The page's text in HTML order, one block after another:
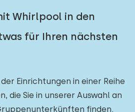
Whirlpool in den
für Ihren nächsten
Einrichtungen in einer Reihe
die Sie in unserer Auswahl an
finden.